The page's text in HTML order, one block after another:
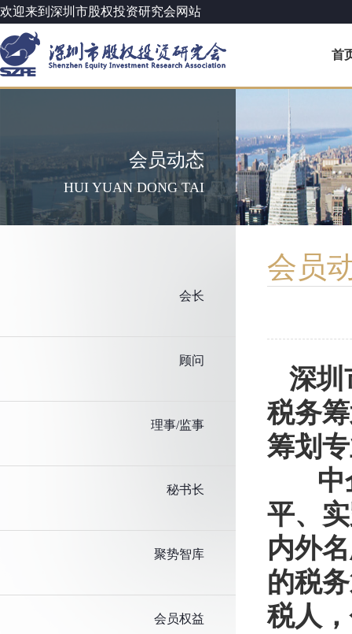
欢迎来到深圳市股权投资研究会网站
首
会员动态
HUI YUAN DONG TAI
会长
顾问
理事/监事
秘书长
聚势智库
会员权益
会员
深圳
税务
筹划
中
平、
内外
的税
税人